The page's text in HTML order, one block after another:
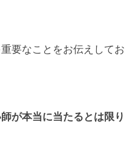
要なことをお伝えしてお
が本当に当たるとは限り